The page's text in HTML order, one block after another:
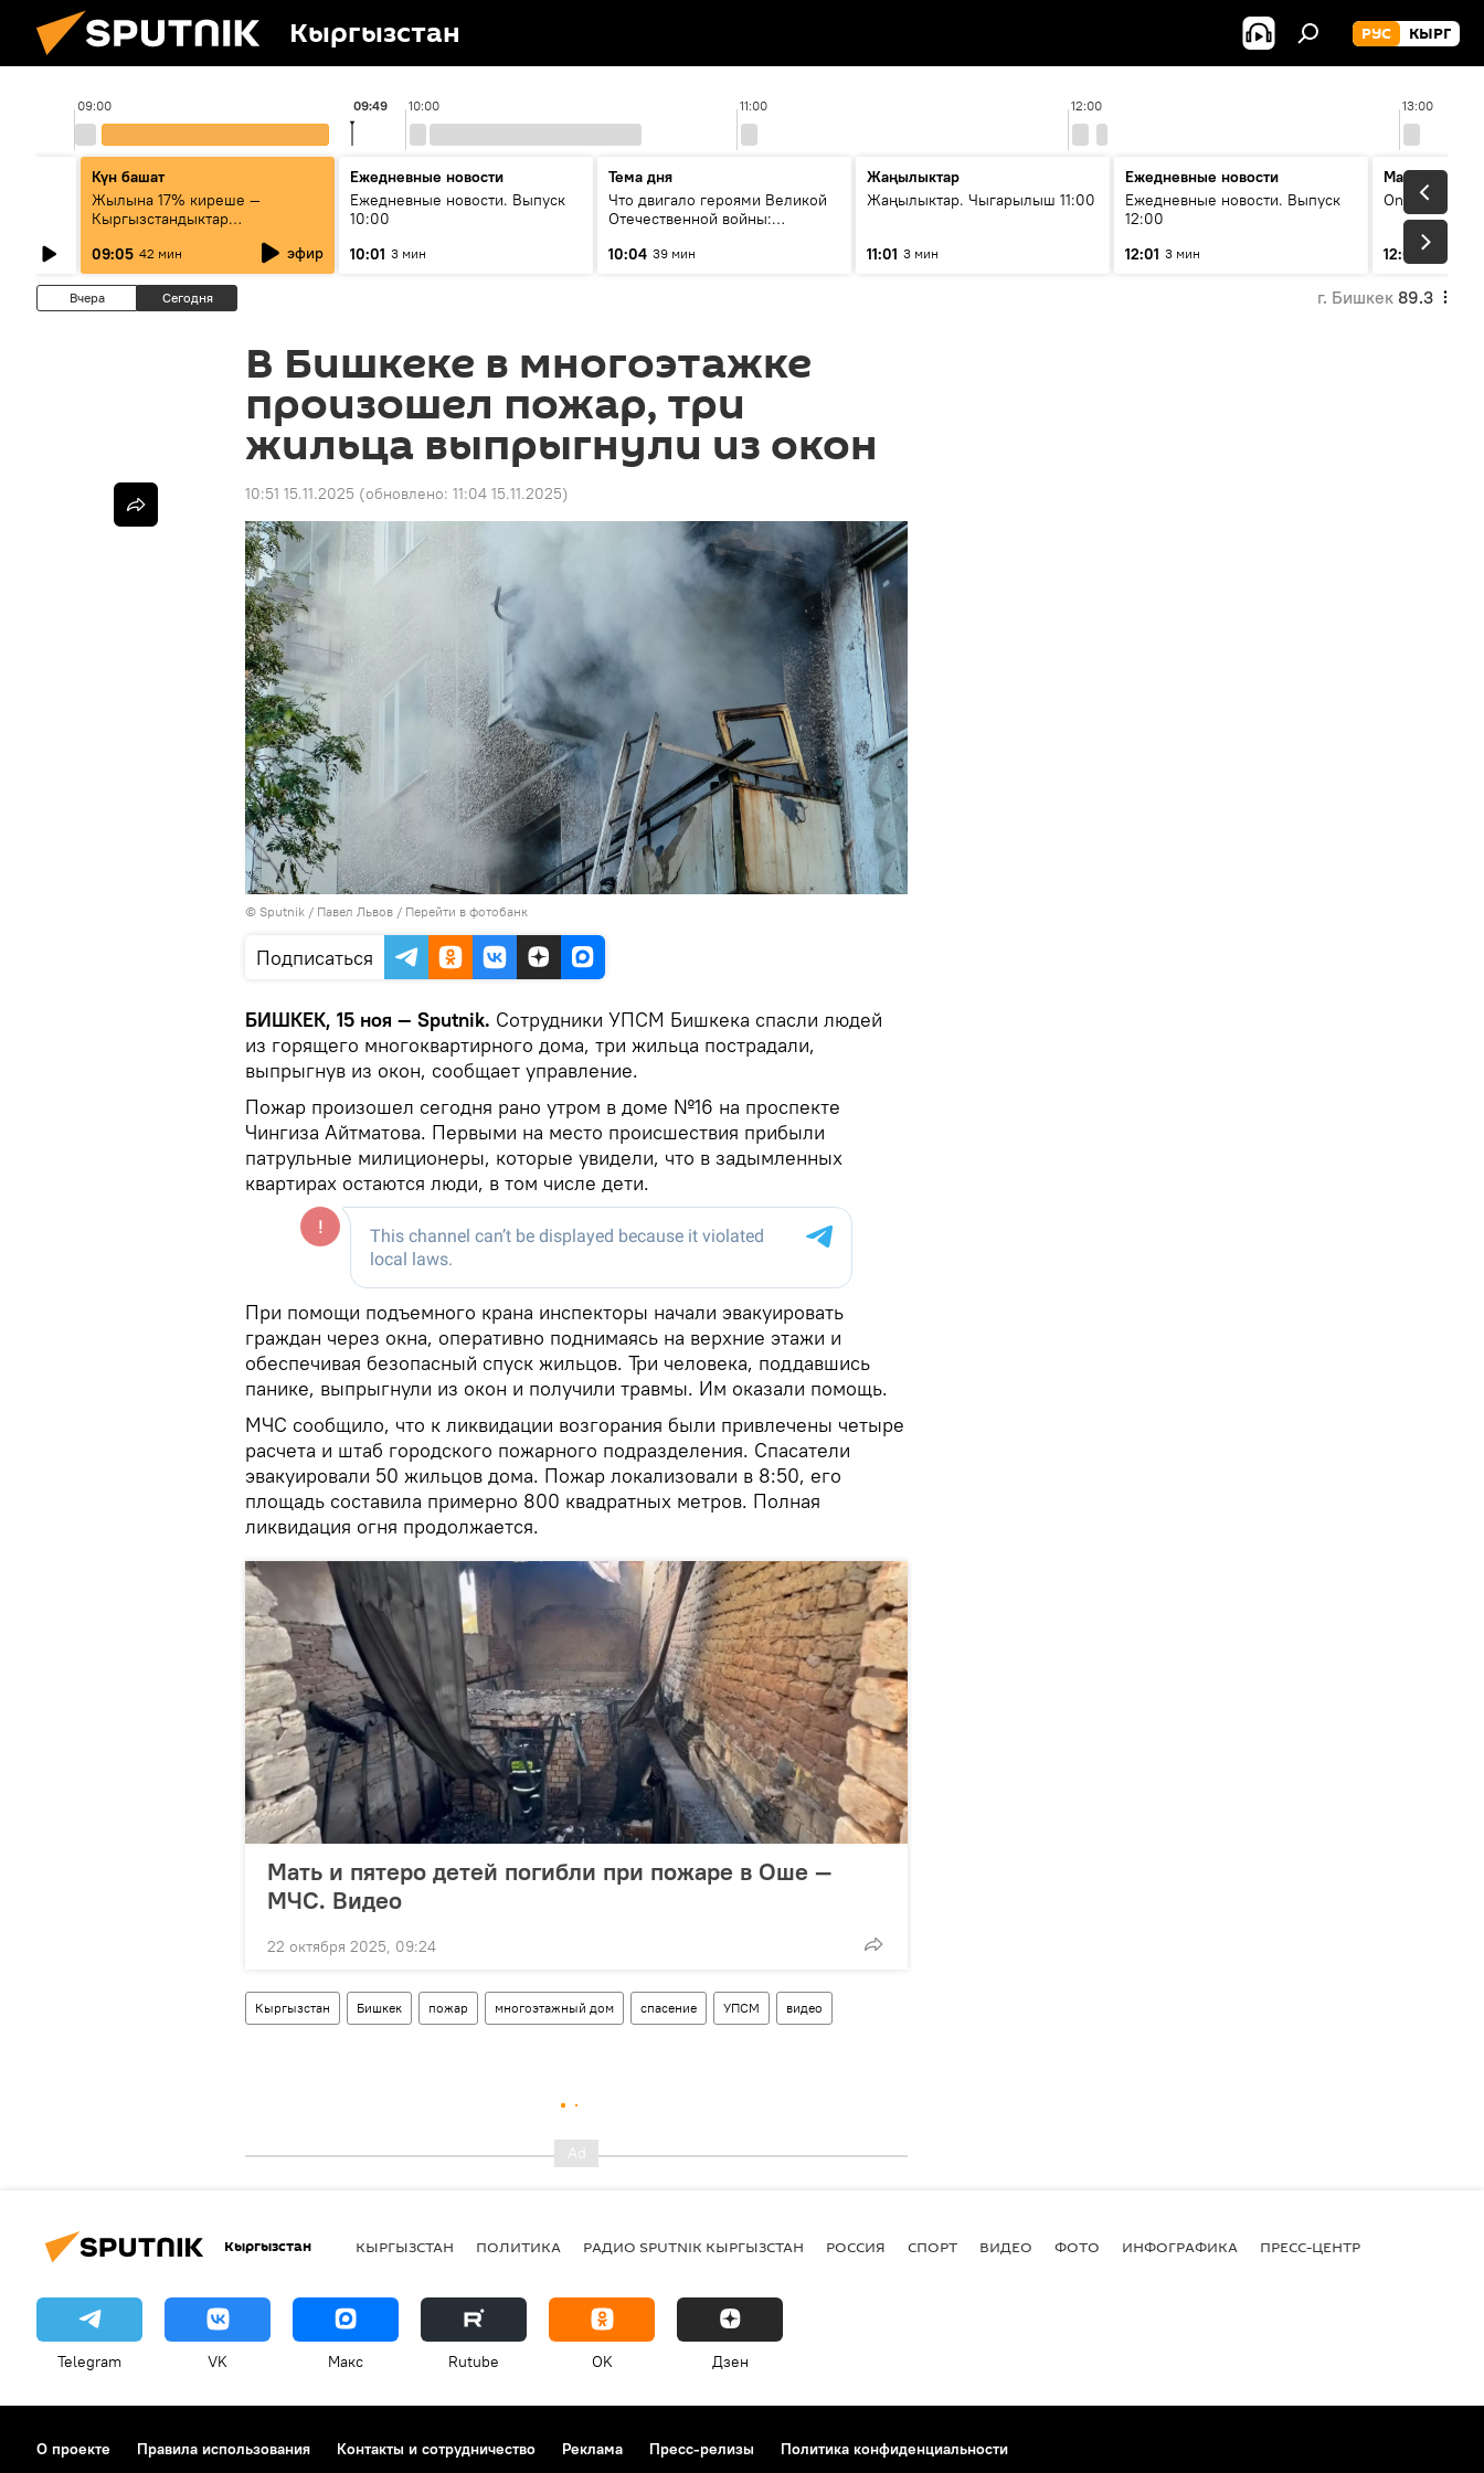
Кыргызстан РУС КЫРГ
09:00 10:00 11:00 12:00 13:00
09:49
Күн башат
Жылына 17% киреше —
Кыргызстандыктар
кагаздарды кантип сатып алат?
09:05 42 мин эфир
Ежедневные новости
Ежедневные новости. Выпуск
10:00
10:01 3 мин
Тема дня
Что двигало героями Великой
Отечественной войны:
Тулебердиева
10:04 39 мин
Жаңылыктар
Жаңылыктар. Чыгарылыш 11:00
11:01 3 мин
Ежедневные новости
Ежедневные новости. Выпуск
12:00
12:01 3 мин
On air
12:05
Вчера Сегодня г. Бишкек 89.3
В Бишкеке в многоэтажке
произошел пожар, три
жильца выпрыгнули из окон
10:51 15.11.2025 (обновлено: 11:04 15.11.2025)
© Sputnik / Павел Львов / Перейти в фотобанк
Подписаться
БИШКЕК, 15 ноя — Sputnik. Сотрудники УПСМ Бишкека спасли людей
из горящего многоквартирного дома, три жильца пострадали,
выпрыгнув из окон, сообщает управление.
Пожар произошел сегодня рано утром в доме №16 на проспекте
Чингиза Айтматова. Первыми на место происшествия прибыли
патрульные милиционеры, которые увидели, что в задымленных
квартирах остаются люди, в том числе дети.
При помощи подъемного крана инспекторы начали эвакуировать
граждан через окна, оперативно поднимаясь на верхние этажи и
обеспечивая безопасный спуск жильцов. Три человека, поддавшись
панике, выпрыгнули из окон и получили травмы. Им оказали помощь.
МЧС сообщило, что к ликвидации возгорания были привлечены четыре
расчета и штаб городского пожарного подразделения. Спасатели
эвакуировали 50 жильцов дома. Пожар локализовали в 8:50, его
площадь составила примерно 800 квадратных метров. Полная
ликвидация огня продолжается.
Мать и пятеро детей погибли при пожаре в Оше —
МЧС. Видео
22 октября 2025, 09:24
Кыргызстан Бишкек пожар многоэтажный дом спасение УПСМ видео
Кыргызстан КЫРГЫЗСТАН ПОЛИТИКА РАДИО SPUTNIK КЫРГЫЗСТАН РОССИЯ СПОРТ ВИДЕО ФОТО ИНФОГРАФИКА ПРЕСС-ЦЕНТР
Telegram VK Макс Rutube OK Дзен
О проекте Правила использования Контакты и сотрудничество Реклама Пресс-релизы
Политика конфиденциальности